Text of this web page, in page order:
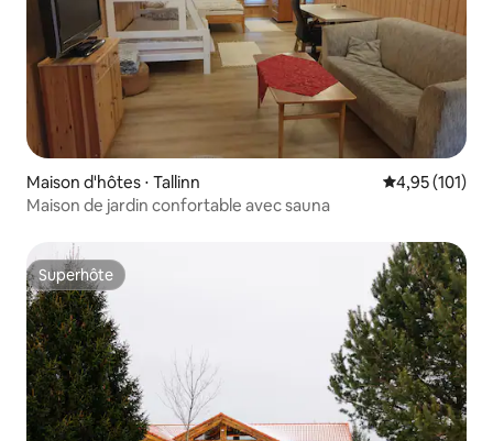
Maison d'hôtes ⋅ Tallinn Évaluation
4,95 (101)
Maison de jardin confortable avec sauna
Superhôte
Superhôte